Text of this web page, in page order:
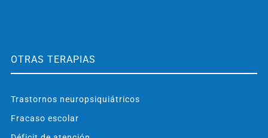
OTRAS TERAPIAS
Trastornos neuropsiquiátricos
Fracaso escolar